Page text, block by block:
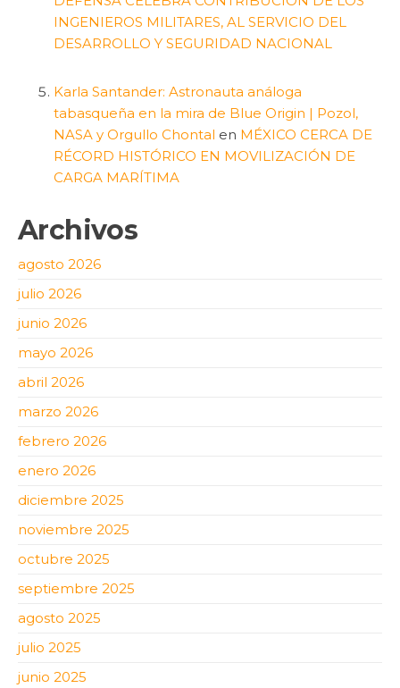
INGENIEROS MILITARES, AL SERVICIO DEL
DESARROLLO Y SEGURIDAD NACIONAL
Karla Santander: Astronauta análoga
tabasqueña en la mira de Blue Origin | Pozol,
NASA y Orgullo Chontal en MÉXICO CERCA DE
RÉCORD HISTÓRICO EN MOVILIZACIÓN DE
CARGA MARÍTIMA
Archivos
agosto 2026
julio 2026
junio 2026
mayo 2026
abril 2026
marzo 2026
febrero 2026
enero 2026
diciembre 2025
noviembre 2025
octubre 2025
septiembre 2025
agosto 2025
julio 2025
junio 2025